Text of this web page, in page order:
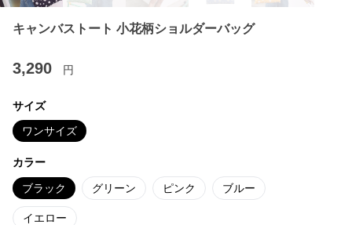
キャンバストート 小花柄ショルダーバッグ
3,290 円
サイズ
ワンサイズ
カラー
ブラック グリーン ピンク ブルー
イエロー